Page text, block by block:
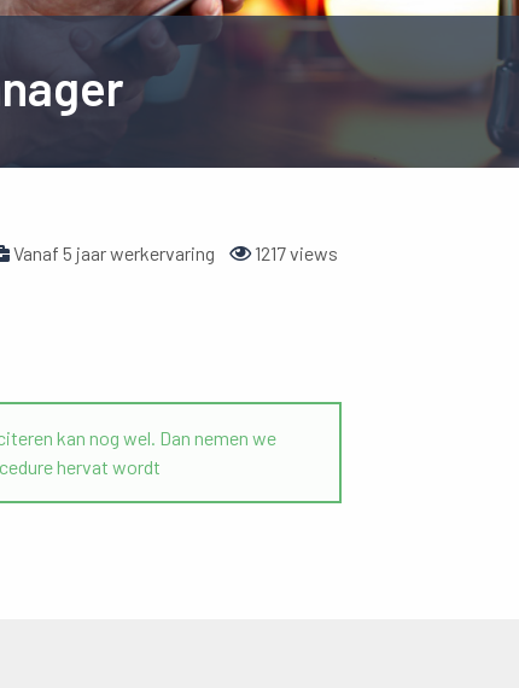
Vanaf 5 jaar werkervaring 1217 views
kan nog wel. Dan nemen we
hervat wordt